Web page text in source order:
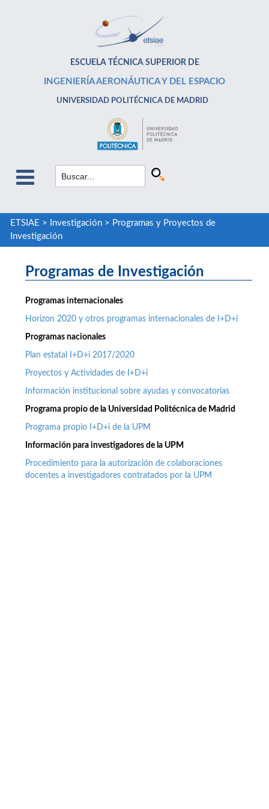
ESCUELA TÉCNICA SUPERIOR DE
INGENIERÍA AERONÁUTICA Y DEL ESPACIO
UNIVERSIDAD POLITÉCNICA DE MADRID
ETSIAE > Investigación> Programas y Proyectos de
Investigación
Programas de Investigación
Programas internacionales
Horizon 2020 y otros programas internacionales de I+D+i
Programas nacionales
Plan estatal I+D+i 2017/2020
Proyectos y Actividades de I+D+i
Información institucional sobre ayudas y convocatorias
Programa propio de la Universidad Politécnica de Madrid
Programa propio I+D+i de la UPM
Información para investigadores de la UPM
Procedimiento para la autorización de colaboraciones
docentes a investigadores contratados por la UPM